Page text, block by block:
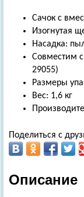
Сачок с
Изогнутая
Насадка:
Совместим
29055)
Размеры
Вес: 1,6 кг
Поделиться с
Описание